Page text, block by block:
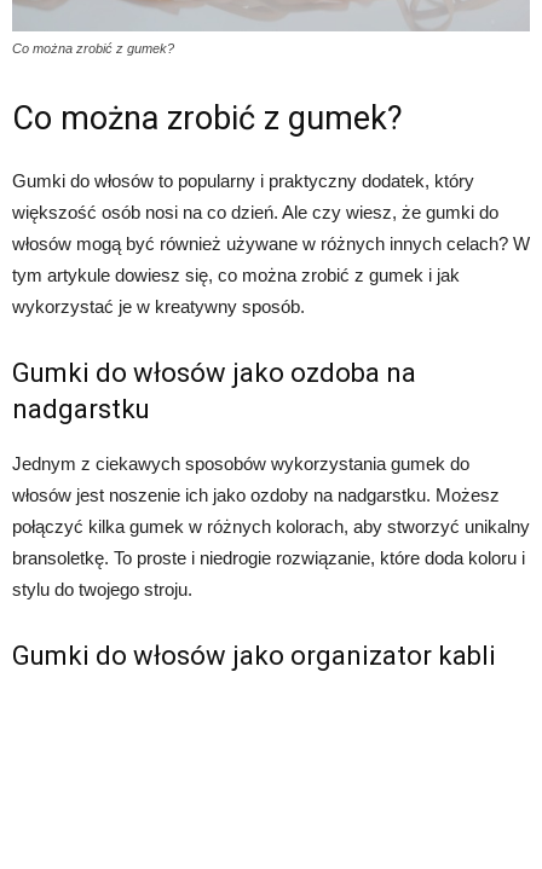
Co można zrobić z gumek?
Co można zrobić z gumek?
Gumki do włosów to popularny i praktyczny dodatek, który
większość osób nosi na co dzień. Ale czy wiesz, że gumki do
włosów mogą być również używane w różnych innych celach? W
tym artykule dowiesz się, co można zrobić z gumek i jak
wykorzystać je w kreatywny sposób.
Gumki do włosów jako ozdoba na
nadgarstku
Jednym z ciekawych sposobów wykorzystania gumek do
włosów jest noszenie ich jako ozdoby na nadgarstku. Możesz
połączyć kilka gumek w różnych kolorach, aby stworzyć unikalny
bransoletkę. To proste i niedrogie rozwiązanie, które doda koloru i
stylu do twojego stroju.
Gumki do włosów jako organizator kabli